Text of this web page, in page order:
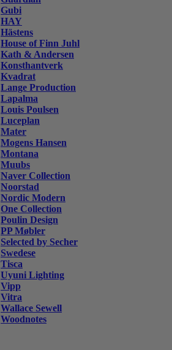
Gubi
HAY
Hästens
House of Finn Juhl
Kath & Andersen
Konsthantverk
Kvadrat
Lange Production
Lapalma
Louis Poulsen
Luceplan
Mater
Mogens Hansen
Montana
Muubs
Naver Collection
Noorstad
Nordic Modern
One Collection
Poulin Design
PP Møbler
Selected by Secher
Swedese
Tisca
Uyuni Lighting
Vipp
Vitra
Wallace Sewell
Woodnotes